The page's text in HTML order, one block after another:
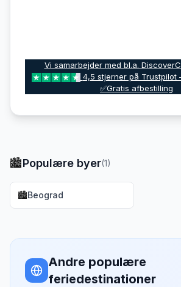
Vi samarbejder med bl.a.
4,5 stjerner på Trustpilot
✅Gratis afbestilling
🏙️Populære byer(1)
🏙️Beograd
Andre populære
feriedestinationer